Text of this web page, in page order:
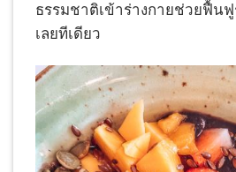
ธรรมชาติเข้าร่างกายช่วยฟื้นฟู
เลยทีเดียว